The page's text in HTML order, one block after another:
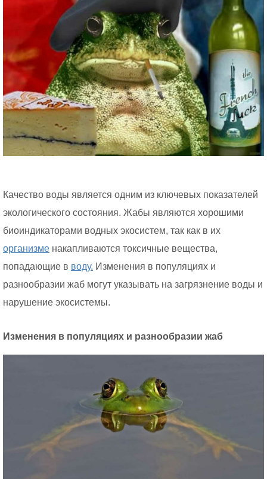
Качество воды является одним из ключевых показателей
экологического состояния. Жабы являются хорошими
биоиндикаторами водных экосистем, так как в их
организме накапливаются токсичные вещества,
попадающие в воду. Изменения в популяциях и
разнообразии жаб могут указывать на загрязнение воды и
нарушение экосистемы.
Изменения в популяциях и разнообразии жаб